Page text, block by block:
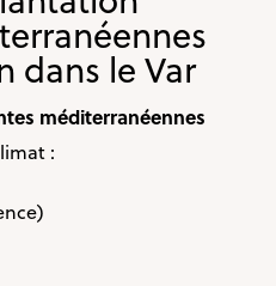
dans le Var
méditerranéennes
: